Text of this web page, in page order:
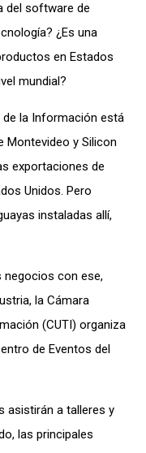
del software de
¿Es una
en Estados
mundial?
de la Información está
Montevideo y Silicon
exportaciones de
Unidos. Pero
instaladas allí,
negocios con ese,
la Cámara
(CUTI) organiza
de Eventos del
asistirán a talleres y
las principales